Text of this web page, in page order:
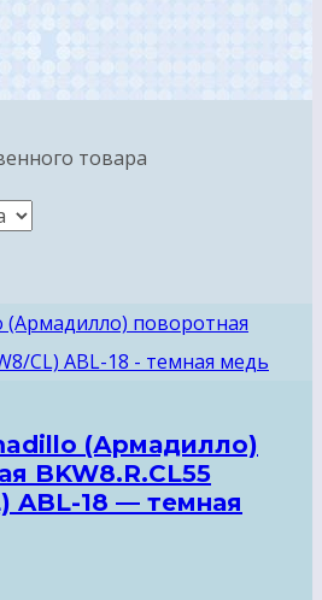
товара
(Армадилло)
BKW8.R.CL55
ABL-18 — темная